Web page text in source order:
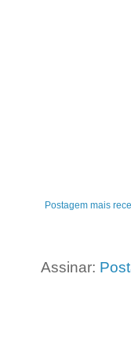
Postagem mais
Assinar: